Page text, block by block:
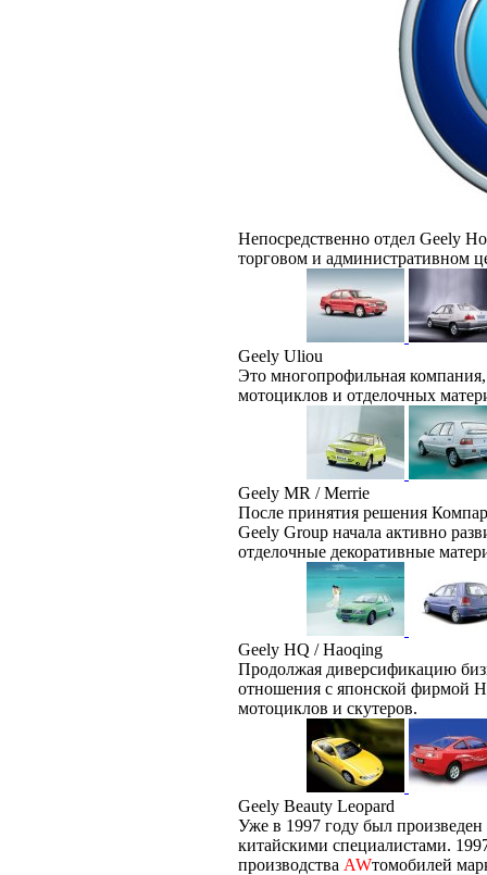
Непосредственно отдел Geely
торговом и административном
Geely Uliou
Это многопрофильная
мотоциклов и отделочных
Geely MR / Merrie
После принятия решения
Geely Group начала активно
отделочные декоративные
Geely HQ / Haoqing
Продолжая диверсификацию
отношения с японской фирмой
мотоциклов и скутеров.
Geely Beauty Leopard
Уже в 1997 году был
китайскими специалистами.
производства AWтомобилей